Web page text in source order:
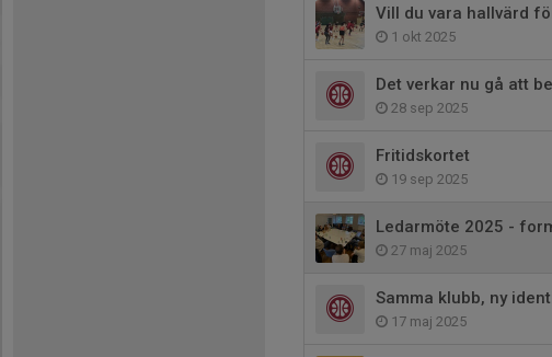
Vill du vara hallvärd
1 okt 2025
Det verkar nu gå att
28 sep 2025
Fritidskortet
19 sep 2025
Ledarmöte 2025 -
27 maj 2025
Samma klubb, ny
17 maj 2025